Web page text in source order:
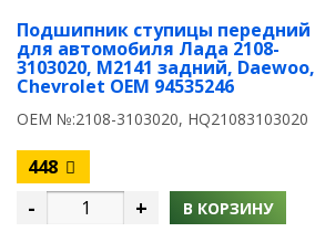
Подшипник ступицы передний
для автомобиля Лада 2108-
3103020, M2141 задний, Daewoo,
Chevrolet OEM 94535246
OEM №:2108-3103020, HQ21083103020
448
- + В КОРЗИНУ